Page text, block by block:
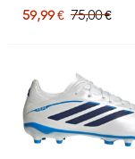
Enfants Rose Vif
59,99 € 75,00 €